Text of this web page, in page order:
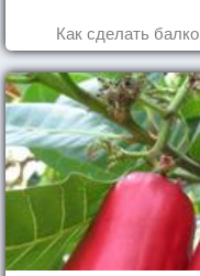
Как сделать